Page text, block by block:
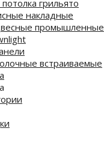
грильято
накладные
промышленные
встраиваемые